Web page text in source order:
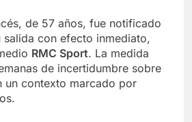
de 57 años, fue notificado
salida con efecto inmediato,
RMC Sport. La medida
de incertidumbre sobre
un contexto marcado por